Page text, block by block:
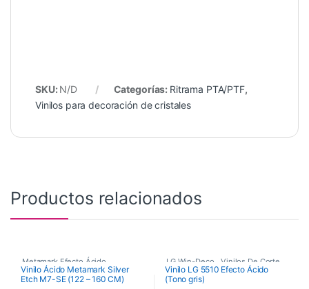
SKU: N/D Categorías: Ritrama PTA/PTF,
Vinilos para decoración de cristales
Productos relacionados
Metamark Efecto Ácido
Vinilos De Corte,
Vinilo Ácido Metamark Silver
Etch M7-SE (122 – 160 CM)
LG Win-Deco Vinilos De Corte
Vinilos Efecto Ácido
Vinilo LG 5510 Efecto Ácido
(Tono gris)